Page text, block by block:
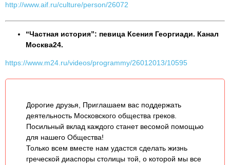
http://www.aif.ru/culture/person/26072
“Частная история”: певица Ксения Георгиади. Канал
Москва24.
https://www.m24.ru/videos/programmy/26012013/10595
Дорогие друзья, Приглашаем вас поддержать
деятельность Московского общества греков.
Посильный вклад каждого станет весомой помощью
для нашего Общества!
Только всем вместе нам удастся сделать жизнь
греческой диаспоры столицы той, о которой мы все